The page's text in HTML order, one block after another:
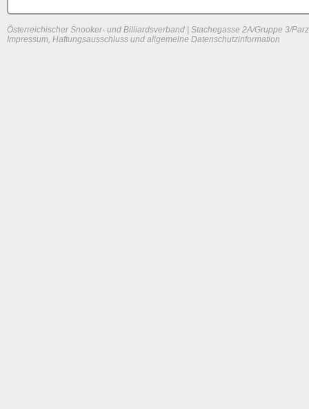
Österreichischer Snooker- und Billiardsverband | Stachegasse 2A/Gruppe 3/
Impressum, Haftungsausschluss und allgemeine Datenschutzinformation